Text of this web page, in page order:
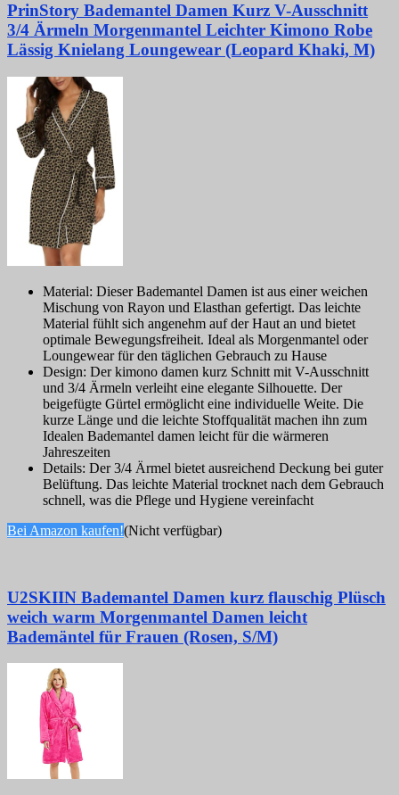
PrinStory Bademantel Damen Kurz V-Ausschnitt
3/4 Ärmeln Morgenmantel Leichter Kimono Robe
Lässig Knielang Loungewear (Leopard Khaki, M)
Material: Dieser Bademantel Damen ist aus einer weichen
Mischung von Rayon und Elasthan gefertigt. Das leichte
Material fühlt sich angenehm auf der Haut an und bietet
optimale Bewegungsfreiheit. Ideal als Morgenmantel oder
Loungewear für den täglichen Gebrauch zu Hause
Design: Der kimono damen kurz Schnitt mit V-Ausschnitt
und 3/4 Ärmeln verleiht eine elegante Silhouette. Der
beigefügte Gürtel ermöglicht eine individuelle Weite. Die
kurze Länge und die leichte Stoffqualität machen ihn zum
Idealen Bademantel damen leicht für die wärmeren
Jahreszeiten
Details: Der 3/4 Ärmel bietet ausreichend Deckung bei guter
Belüftung. Das leichte Material trocknet nach dem Gebrauch
schnell, was die Pflege und Hygiene vereinfacht
Bei Amazon kaufen!(Nicht verfügbar)
U2SKIIN Bademantel Damen kurz flauschig Plüsch
weich warm Morgenmantel Damen leicht
Bademäntel für Frauen (Rosen, S/M)